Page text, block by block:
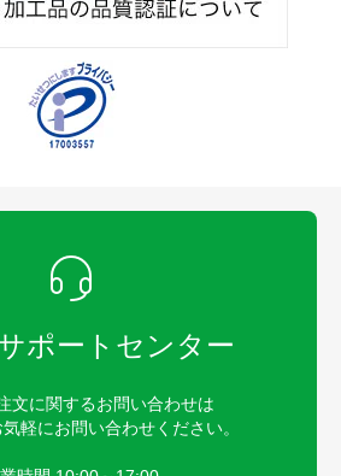
ポートセンター
文に関するお問い合わせは
軽にお問い合わせください。